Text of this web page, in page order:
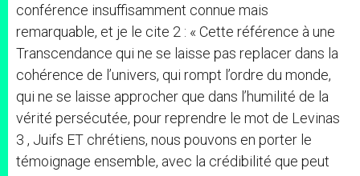
conférence insuffisamment connue mais
remarquable, et je le cite 2 : « Cette référence à une
Transcendance qui ne se laisse pas replacer dans la
cohérence de l’univers, qui rompt l’ordre du monde,
qui ne se laisse approcher que dans l’humilité de la
vérité persécutée, pour reprendre le mot de Levinas
3 , Juifs ET chrétiens, nous pouvons en porter le
témoignage ensemble, avec la crédibilité que peut